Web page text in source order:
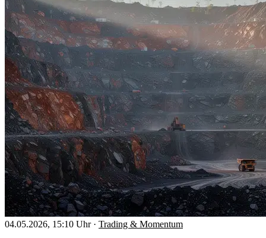
04.05.2026, 15:10 Uhr · Trading & Momentum